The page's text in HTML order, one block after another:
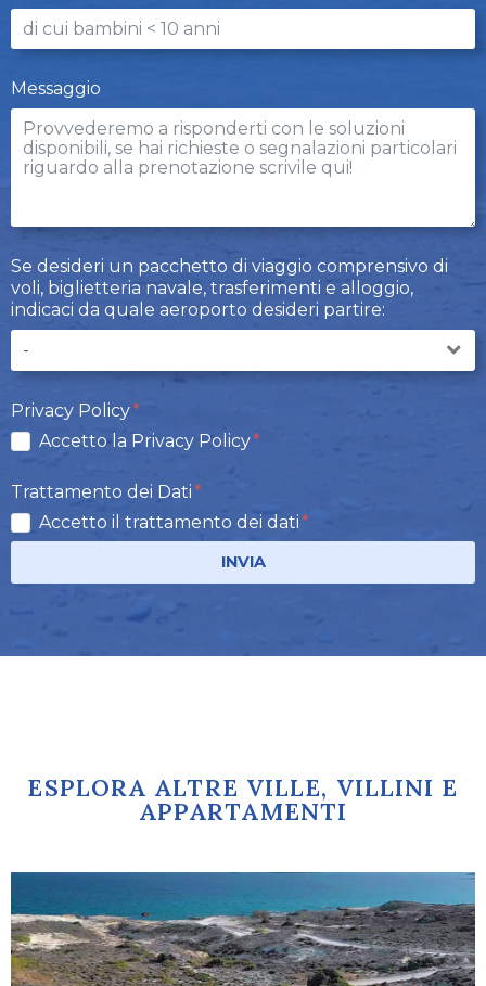
Messaggio
Se desideri un pacchetto di viaggio comprensivo di
voli, biglietteria navale, trasferimenti e alloggio,
indicaci da quale aeroporto desideri partire:
Privacy Policy
Accetto la Privacy Policy
Trattamento dei Dati
Accetto il trattamento dei dati
INVIA
ESPLORA ALTRE VILLE, VILLINI E
APPARTAMENTI